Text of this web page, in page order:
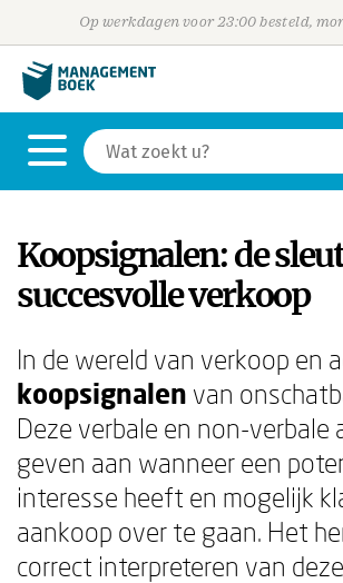
Op werkdagen voor 23:00 besteld,
Koopsignalen: de
succesvolle verkoop
In de wereld van verkoop en
koopsignalen van
Deze verbale en non-verbale
geven aan wanneer een
interesse heeft en mogelijk
aankoop over te gaan. Het
correct interpreteren van